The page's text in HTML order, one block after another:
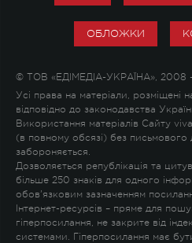
ОБЛОЖКИ
© ТОВ «ЕДІМЕДІА-УКРАЇНА», 2008
Усі права на матеріали, розміщені
відповідно до законодавства
Використання матеріалів Сайту
(в повному обсязі) без письмового
забороняється.
Дозволяється републікація та
більше 250 знаків для одного
обов'язковим зазначенням
Інтернет-ресурсів – пряме для
гіперпосилання, не закрите від
системами. Гіперпосилання має